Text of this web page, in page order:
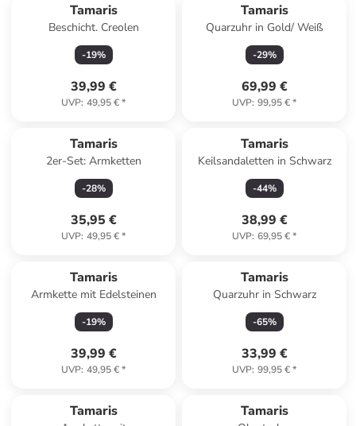
Tamaris
Beschicht. Creolen
-19%
39,99 €
UVP: 49,95 €*
Tamaris
Quarzuhr in Gold/ Weiß
-29%
69,99 €
UVP: 99,95 €*
Tamaris
2er-Set: Armketten
-28%
35,95 €
UVP: 49,95 €*
Tamaris
Keilsandaletten in Schwarz
-44%
38,99 €
UVP: 69,95 €*
Tamaris
Armkette mit Edelsteinen
-19%
39,99 €
UVP: 49,95 €*
Tamaris
Quarzuhr in Schwarz
-65%
33,99 €
UVP: 99,95 €*
Tamaris Tamaris